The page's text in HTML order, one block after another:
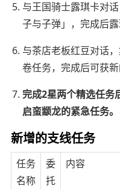
与王国骑士露琪卡对
子与子弹」，完成后露
与茶店老板红豆对话
卷任务，完成后可获新
完成2星两个精选任务
启蛮颛龙的紧急任务。
新增的支线任务
任务
名称
委
托
内容